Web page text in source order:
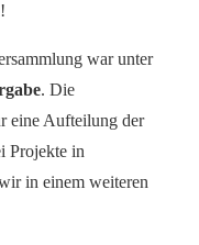
war unter
. Die
eine Aufteilung der
Projekte in
in einem weiteren